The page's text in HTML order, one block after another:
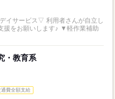
利用者さんが自立し
いします♪ ▼軽作業補助
・教育系
通費全額支給